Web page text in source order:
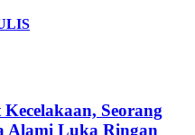
Seorang
Alami Luka Ringan